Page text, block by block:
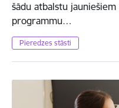
šādu atbalstu
programmu…
Pieredzes stāsti